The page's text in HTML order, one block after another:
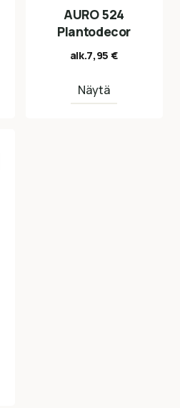
AURO 524
Plantodecor
alk.7,95 €
Näytä